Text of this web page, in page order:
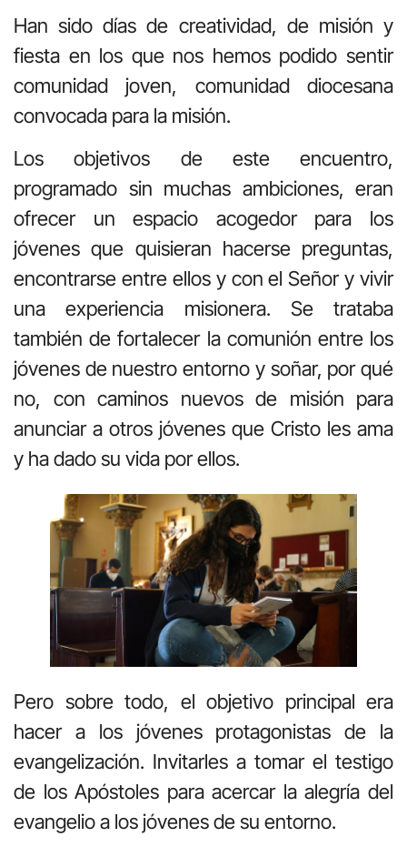
Han sido días de creatividad, de misión y
fiesta en los que nos hemos podido sentir
comunidad joven, comunidad diocesana
convocada para la misión.
Los objetivos de este encuentro,
programado sin muchas ambiciones, eran
ofrecer un espacio acogedor para los
jóvenes que quisieran hacerse preguntas,
encontrarse entre ellos y con el Señor y vivir
una experiencia misionera. Se trataba
también de fortalecer la comunión entre los
jóvenes de nuestro entorno y soñar, por qué
no, con caminos nuevos de misión para
anunciar a otros jóvenes que Cristo les ama
y ha dado su vida por ellos.
Pero sobre todo, el objetivo principal era
hacer a los jóvenes protagonistas de la
evangelización. Invitarles a tomar el testigo
de los Apóstoles para acercar la alegría del
evangelio a los jóvenes de su entorno.